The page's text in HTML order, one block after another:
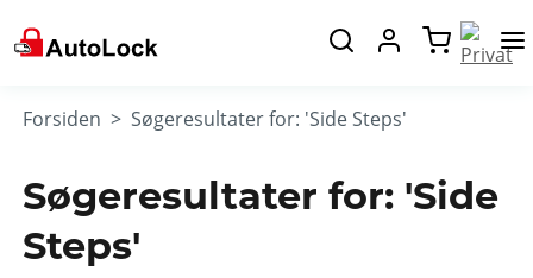
Forsiden Søgeresultater for: 'Side Steps'
Søgeresultater for: 'Side
Steps'